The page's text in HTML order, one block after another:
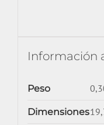
Información
Peso
Dimensiones